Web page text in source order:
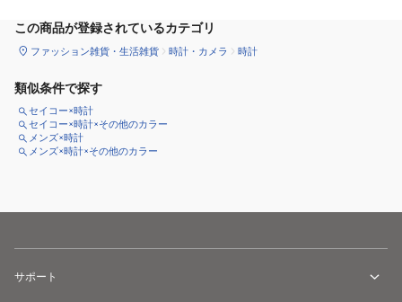
この商品が登録されているカテゴリ
ファッション雑貨・生活雑貨 時計・カメラ 時計
類似条件で探す
セイコー×時計
セイコー×時計×その他のカラー
メンズ×時計
メンズ×時計×その他のカラー
サポート